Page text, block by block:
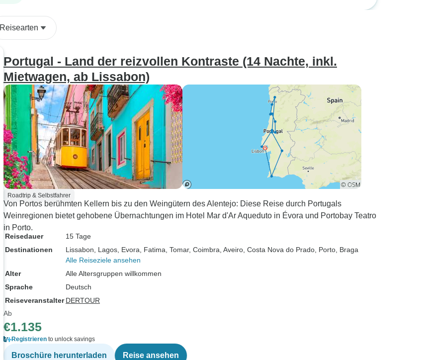
Reisearten
Portugal - Land der reizvollen Kontraste (14 Nachte, inkl.
Mietwagen, ab Lissabon)
Roadtrip & Selbstfahrer
Von Portos berühmten Kellern bis zu den Weingütern des Alentejo: Diese Reise durch Portugals
Weinregionen bietet gehobene Übernachtungen im Hotel Mar d'Ar Aqueduto in Évora und Portobay Teatro
in Porto.
Reisedauer
15 Tage
Destinationen
Lissabon , Lagos , Evora , Fatima , Tomar, Coimbra , Aveiro , Costa Nova do Prado , Porto , Braga
Alle Reiseziele ansehen
Alter
Alle Altersgruppen willkommen
Sprache
Deutsch
Reiseveranstalter DERTOUR
Ab
€1.135
Registrieren to unlock savings
Broschüre herunterladen Reise ansehen